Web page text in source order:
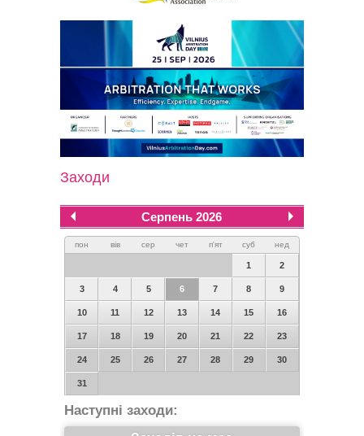
Заходи
Серпень 2026
пон вів сер чет п'ят суб нед
1 2
3 4 5 6 7 8 9
10 11 12 13 14 15 16
17 18 19 20 21 22 23
24 25 26 27 28 29 30
31
Наступні заходи: